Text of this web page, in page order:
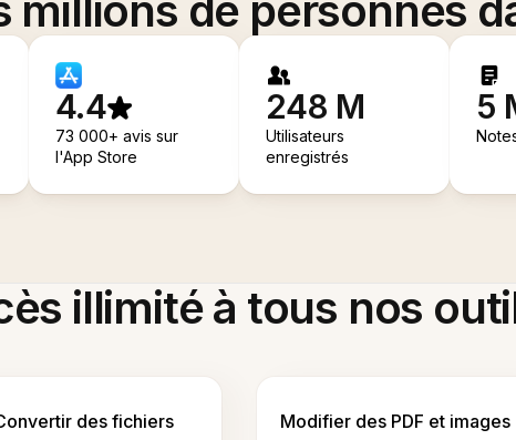
4.4
73 000+ avis sur
l'App Store
248 M
Utilisateurs
enregistrés
5
illimité à tous nos
des fichiers Modifier des PDF et images